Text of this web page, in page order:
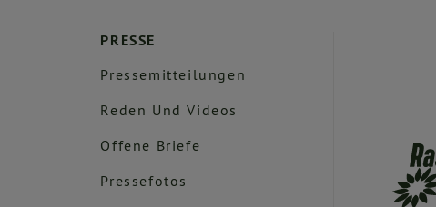
PRESSE
Pressemitteilungen
Reden Und Videos
Offene Briefe
Pressefotos